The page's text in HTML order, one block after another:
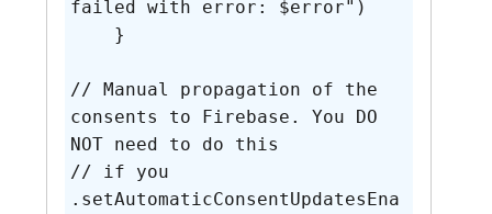
failed with error: $error")
// Manual propagation of the
consents to Firebase. You DO
NOT need to do this
// if you
.setAutomaticConsentUpdatesEna